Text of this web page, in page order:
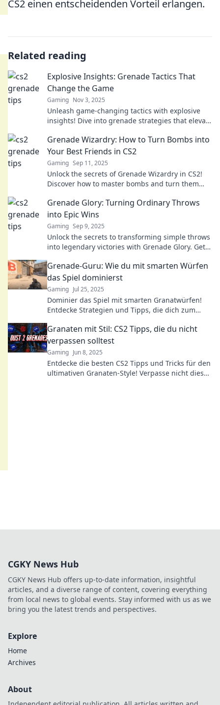
CS2 einen entscheidenden Vorteil erlangen.
Related reading
Explosive Insights: Grenade Tactics That
Change the Game
Gaming Nov 3, 2025
Unleash game-changing tactics with explosive
insights! Dive into grenade strategies that elevate
Grenade Wizardry: How to Turn Bombs into
Your Best Friends in CS2
Gaming Sep 11, 2025
Unlock the secrets of Grenade Wizardry in CS2!
Discover how to master bombs and turn them
Grenade Glory: Turning Ordinary Throws
into Epic Wins
Gaming Sep 9, 2025
Unlock the secrets to transforming simple throws
into legendary victories with Grenade Glory. Get
Grenade-Guru: Wie du mit smarten Würfen
das Spiel dominierst
Gaming Jul 25, 2025
Dominier das Spiel mit smarten Granatwürfen!
Entdecke Strategien und Tipps, die dich zum
Granaten mit Stil: CS2 Tipps, die du nicht
verpassen solltest
Gaming Jun 8, 2025
Entdecke die besten CS2 Tipps und Tricks für den
ultimativen Granaten-Style! Verpasse nicht diese
CGKY News Hub
CGKY News Hub offers up-to-date information, insightful
articles, and a diverse range of content, covering everything
from local news to global events. Stay informed with us as we
bring you the latest trends and perspectives.
Explore
Home
Archives
About